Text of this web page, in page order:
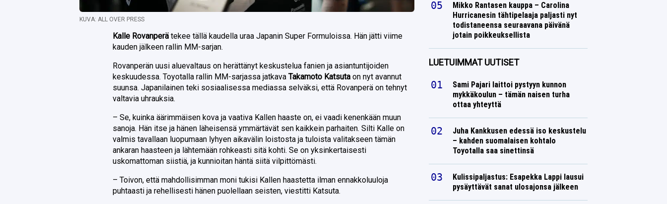
KUVA: ALL OVER PRESS
Kalle Rovanperä tekee tällä kaudella uraa Japanin Super Formuloissa. Hän jätti viime
kauden jälkeen rallin MM-sarjan.
Rovanperän uusi aluevaltaus on herättänyt keskustelua fanien ja asiantuntijoiden
keskuudessa. Toyotalla rallin MM-sarjassa jatkavaTakamoto Katsuta on nyt avannut
suunsa. Japanilainen teki sosiaalisessa mediassa selväksi, että Rovanperä on tehnyt
valtavia uhrauksia.
– Se, kuinka äärimmäisen kova ja vaativa Kallen haaste on, ei vaadi kenenkään muun
sanoja. Hän itse ja hänen läheisensä ymmärtävät sen kaikkein parhaiten. Silti Kalle on
valmis tavallaan luopumaan lyhyen aikavälin loistosta ja tuloista valitakseen tämän
ankaran haasteen ja lähtemään rohkeasti sitä kohti. Se on yksinkertaisesti
uskomattoman siistiä, ja kunnioitan häntä siitä vilpittömästi.
– Toivon, että mahdollisimman moni tukisi Kallen haastetta ilman ennakkoluuloja
puhtaasti ja rehellisesti hänen puolellaan seisten, viestitti Katsuta.
Mikko Rantasen kauppa – Carolina
Hurricanesin tähtipelaaja paljasti nyt
todistaneensa seuraavana päivänä
jotain poikkeuksellista
LUETUIMMAT UUTISET
Sami Pajari laittoi pystyyn kunnon
mykkäkoulun – tämän naisen turha
ottaa yhteyttä
Juha Kankkusen edessä iso keskustelu
– kahden suomalaisen kohtalo
Toyotalla saa sinettinsä
Kulissipaljastus: Esapekka Lappi lausui
pysäyttävät sanat ulosajonsa jälkeen